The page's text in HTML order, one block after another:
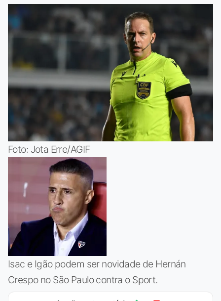
Foto: Jota Erre/AGIF
Isac e Igão podem ser novidade de Hernán
Crespo no São Paulo contra o Sport.